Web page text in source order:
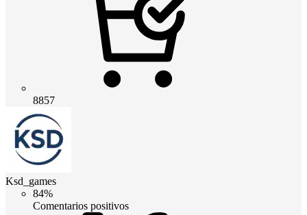
8857
Ksd_games
84%
Comentarios positivos